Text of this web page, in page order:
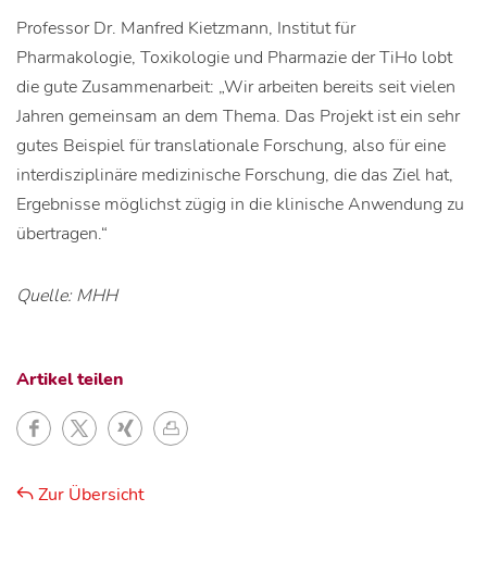
Professor Dr. Manfred Kietzmann, Institut für
Pharmakologie, Toxikologie und Pharmazie der TiHo lobt
die gute Zusammenarbeit: „Wir arbeiten bereits seit vielen
Jahren gemeinsam an dem Thema. Das Projekt ist ein sehr
gutes Beispiel für translationale Forschung, also für eine
interdisziplinäre medizinische Forschung, die das Ziel hat,
Ergebnisse möglichst zügig in die klinische Anwendung zu
übertragen.“
Quelle: MHH
Artikel teilen
Zur Übersicht